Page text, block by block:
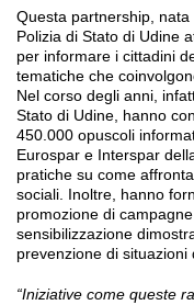
Questa partnership,
Polizia di Stato di Udine
per informare i cittadini
tematiche che
Nel corso degli anni,
Stato di Udine, hanno
450.000 opuscoli
Eurospar e Interspar
pratiche su come
sociali. Inoltre, hanno
promozione di
sensibilizzazione
prevenzione di
“Iniziative come queste